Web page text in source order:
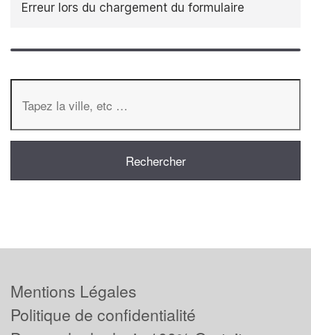
Erreur lors du chargement du formulaire
Mentions Légales
Politique de confidentialité